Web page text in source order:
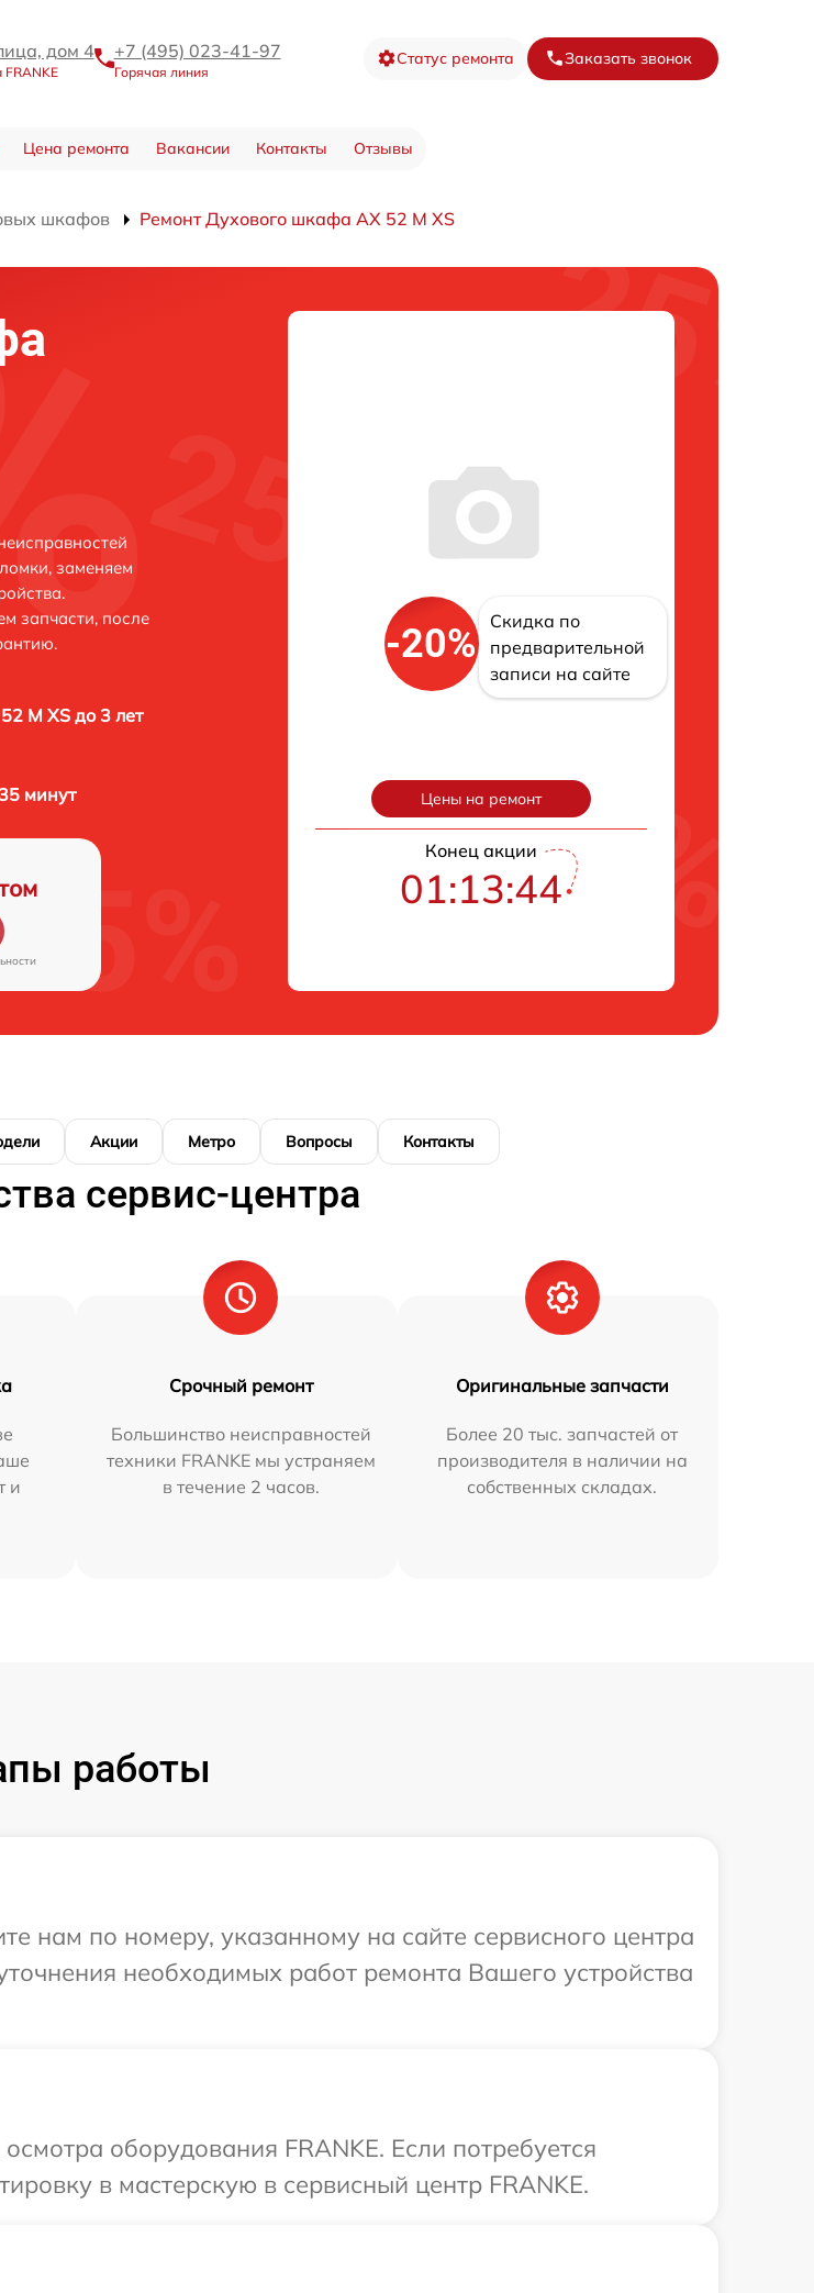
дом 4
FRANKE
+7 (495) 023-41-97
Горячая линия
Статус ремонта Заказать звонок
Цена ремонта Вакансии Контакты Отзывы
шкафов Ремонт Духового шкафа AX 52 M XS
заменяем
запчасти, после
M XS до 3 лет
минут
-20%
Скидка по
предварительной
записи на сайте
Цены на ремонт
Конец акции
01:13:43
Акции Метро Вопросы Контакты
сервис-центра
и
Срочный ремонт
Большинство неисправностей
техники FRANKE мы устраняем
в течение 2 часов.
Оригинальные запчасти
Более 20 тыс. запчастей от
производителя в наличии на
собственных складах.
работы
нам по номеру, указанному на сайте сервисного центра
необходимых работ ремонта Вашего устройства
оборудования FRANKE. Если потребуется
в мастерскую в сервисный центр FRANKE.